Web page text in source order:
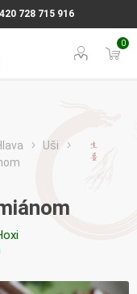
728 715 916
0
Uši